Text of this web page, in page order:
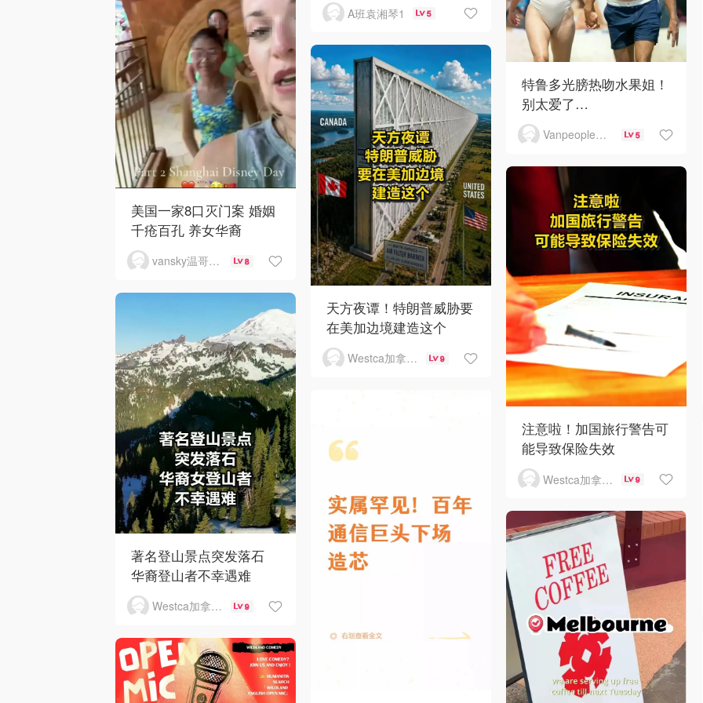
A班袁湘琴1 5
特鲁多光膀热吻水果姐！
别太爱了…
Vanpeople人在温哥华 5
美国一家8口灭门案 婚姻
千疮百孔 养女华裔
vansky温哥华天空 8
天方夜谭！特朗普威胁要
在美加边境建造这个
Westca加拿大生活 9
注意啦！加国旅行警告可
能导致保险失效
Westca加拿大生活 9
著名登山景点突发落石
华裔登山者不幸遇难
Westca加拿大生活 9